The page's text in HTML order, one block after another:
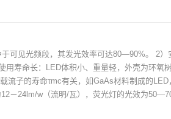
可见光频段，其发光效率可达80―90%。 2）
寿命长：LED体积小、重量轻，外壳为环氧
流子的寿命τmc有关，如GaAs材料制成的
－24lm/w（流明/瓦），荧光灯的光效为